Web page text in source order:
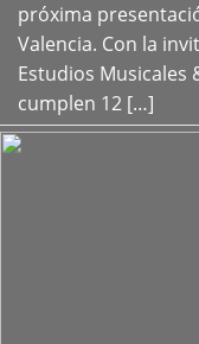
próxima
Valencia. Con la
Estudios Musicales
cumplen 12 […]